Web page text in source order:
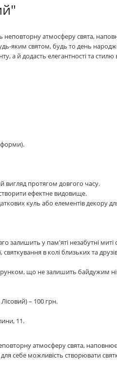
неповторну атмосферу свята,
яким святом, будь то день
а й додасть елегантності та
форми).
вигляд протягом довгого часу.
створити ефектне видовище.
куль або елементів декору
залишить у пам'яті незабутні миті
святкування в колі близьких та
що не залишить байдужим
– 100 грн.
11.
атмосферу свята,
для себе можливість створювати